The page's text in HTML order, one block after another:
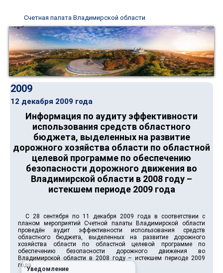
Счетная палата Владимирской области
2009
12 декабря 2009 года
Информация по аудиту эффективности
использования средств областного
бюджета, выделенных на развитие
дорожного хозяйства области по областной
целевой программе по обеспечению
безопасности дорожного движения во
Владимирской области в 2008 году –
истекшем периоде 2009 года
С 28 сентября по 11 декабря 2009 года в соответствии с
планом мероприятий Счетной палаты Владимирской области
проведён аудит эффективности использования средств
областного бюджета, выделенных на развитие дорожного
хозяйства области по областной целевой программе по
обеспечению безопасности дорожного движения во
Владимирской области в 2008 году – истекшем периоде 2009
года.
Уведомление